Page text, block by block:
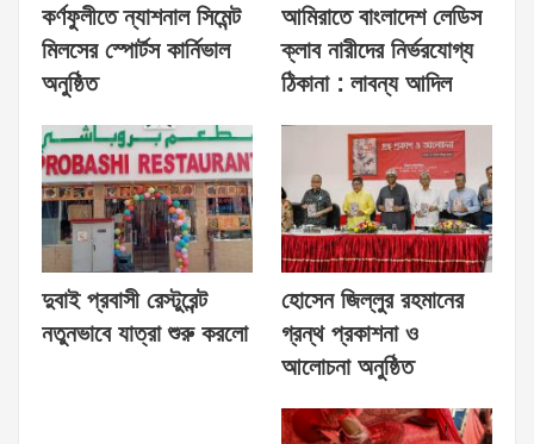
কর্ণফুলীতে ন্যাশনাল সিমেন্ট
মিলসের স্পোর্টস কার্নিভাল
অনুষ্ঠিত
আমিরাতে বাংলাদেশ লেডিস
ক্লাব নারীদের নির্ভরযোগ্য
ঠিকানা : লাবন্য আদিল
দুবাই প্রবাসী রেস্টুরেন্ট
নতুনভাবে যাত্রা শুরু করলো
হোসেন জিল্লুর রহমানের
গ্রন্থ প্রকাশনা ও
আলোচনা অনুষ্ঠিত